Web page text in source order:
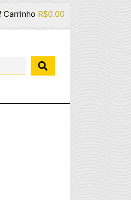
Carrinho R$0.00